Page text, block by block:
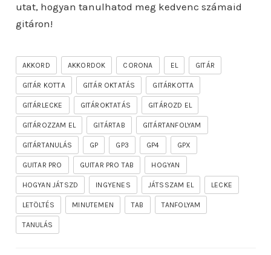
utat, hogyan tanulhatod meg kedvenc számaid
gitáron!
AKKORD AKKORDOK CORONA EL GITÁR
GITÁR KOTTA GITÁR OKTATÁS GITÁRKOTTA
GITÁRLECKE GITÁROKTATÁS GITÁROZD EL
GITÁROZZAM EL GITÁRTAB GITÁRTANFOLYAM
GITÁRTANULÁS GP GP3 GP4 GPX
GUITAR PRO GUITAR PRO TAB HOGYAN
HOGYAN JÁTSZD INGYENES JÁTSSZAM EL LECKE
LETÖLTÉS MINUTEMEN TAB TANFOLYAM
TANULÁS